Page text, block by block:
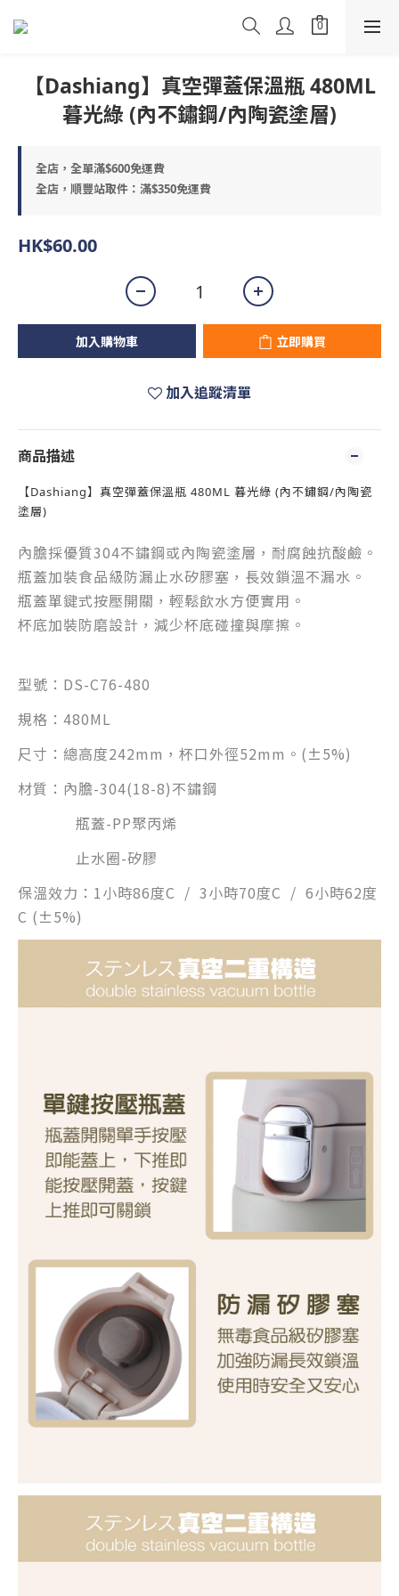
【Dashiang】真空彈蓋保溫瓶 480ML
暮光綠 (內不鏽鋼/內陶瓷塗層)
全店，全單滿$600免運費
全店，順豐站取件：滿$350免運費
HK$60.00
加入購物車 立即購買
加入追蹤清單
商品描述
【Dashiang】真空彈蓋保溫瓶 480ML 暮光綠 (內不鏽鋼/內陶瓷
塗層)
內膽採優質304不鏽鋼或內陶瓷塗層，耐腐蝕抗酸鹼。
瓶蓋加裝食品級防漏止水矽膠塞，長效鎖溫不漏水。
瓶蓋單鍵式按壓開關，輕鬆飲水方便實用。
杯底加裝防磨設計，減少杯底碰撞與摩擦。
型號：DS-C76-480
規格：480ML
尺寸：總高度242mm，杯口外徑52mm。 (±5%)
材質：內膽-304(18-8)不鏽鋼
瓶蓋-PP聚丙烯
止水圈-矽膠
保溫效力 ：1小時86度C / 3小時70度C / 6小時62度
C (±5%)